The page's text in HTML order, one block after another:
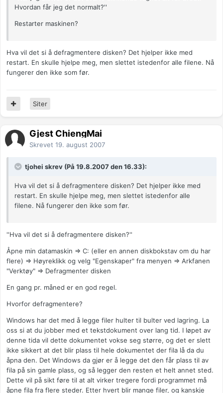
Hvordan får jeg det normalt?''
Restarter maskinen?
Hva vil det si å defragmentere disken? Det hjelper ikke med
restart. En skulle hjelpe meg, men slettet istedenfor alle filene. Nå
fungerer den ikke som før.
Siter
Gjest ChiengMai
Skrevet 19. august 2007
tjohei skrev (På 19.8.2007 den 16.33):
Hva vil det si å defragmentere disken? Det hjelper ikke med
restart. En skulle hjelpe meg, men slettet istedenfor alle
filene. Nå fungerer den ikke som før.
''Hva vil det si å defragmentere disken?''
Åpne min datamaskin => C: (eller en annen diskbokstav om du har
flere) => Høyreklikk og velg "Egenskaper" fra menyen => Arkfanen
"Verktøy" => Defragmenter disken
En gang pr. måned er en god regel.
Hvorfor defragmentere?
Windows har det med å legge filer hulter til bulter ved lagring. La
oss si at du jobber med et tekstdokument over lang tid. I løpet av
denne tida vil dette dokumentet vokse seg større, og det er slett
ikke sikkert at det blir plass til hele dokumentet der fila lå da du
åpna den. Det Windows da gjør er å legge det den får plass til av
fila på sin gamle plass, og så legger den resten et helt annet sted.
Dette vil på sikt føre til at alt virker tregere fordi programmet må
åpne fila fra flere steder. Etter hvert blir mange filer, og kanskje